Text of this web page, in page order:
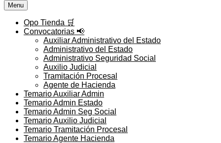
Menu
Opo Tienda 🛒
Convocatorias 📢
Auxiliar Administrativo del Estado
Administrativo del Estado
Administrativo Seguridad Social
Auxilio Judicial
Tramitación Procesal
Agente de Hacienda
Temario Auxiliar Admin
Temario Admin Estado
Temario Admin Seg Social
Temario Auxilio Judicial
Temario Tramitación Procesal
Temario Agente Hacienda